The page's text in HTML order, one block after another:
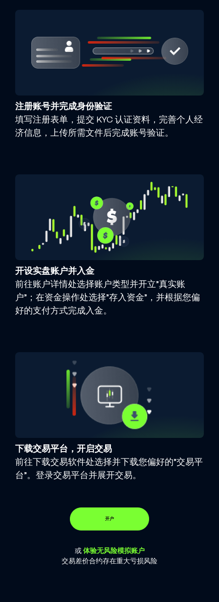
注册账号并完成身份验证
填写注册表单，提交 KYC 认证资料，完善个人经
济信息，上传所需文件后完成账号验证。
开设实盘账户并入金
前往账户详情处选择账户类型并开立”真实账
户”；在资金操作处选择”存入资金”，并根据您偏
好的支付方式完成入金。
下载交易平台，开启交易
前往下载交易软件处选择并下载您偏好的”交易平
台”。登录交易平台并展开交易。
开户
或 体验无风险模拟账户
交易差价合约存在重大亏损风险